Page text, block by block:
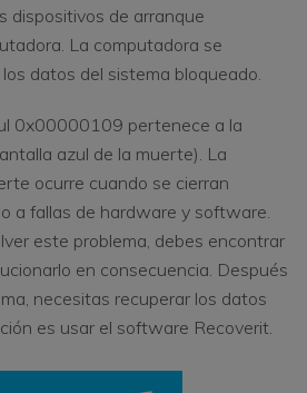
dispositivos de arranque
La computadora se
datos del sistema bloqueado.
0x00000109 pertenece a la
azul de la muerte). La
ocurre cuando se cierran
a fallas de hardware y software.
este problema, debes encontrar
en consecuencia. Después
necesitas recuperar los datos
es usar el software Recoverit.